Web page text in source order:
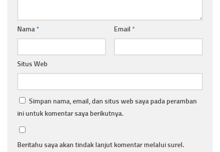
Nama* Email *
Situs Web
Simpan nama, email, dan situs web saya pada peramban
ini untuk komentar saya berikutnya.
Beritahu saya akan tindak lanjut komentar melalui surel.